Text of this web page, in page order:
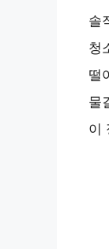
솔
청
떨
물
이